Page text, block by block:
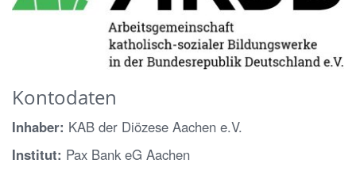
Kontodaten
Inhaber: KAB der Diözese Aachen e.V.
Institut: Pax Bank eG Aachen